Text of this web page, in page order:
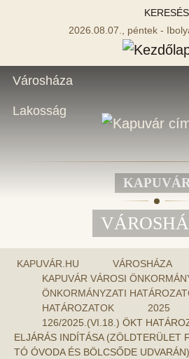
KERESÉS
2026.08.07., péntek -
Városháza
Lakosság
KAPUVÁR
KAPUVÁR.HU
VÁROSHÁZA
KAPUVÁR VÁROSI
ÖNKORMÁNYZATI
HATÁROZATOK
2025
126/2025.(VI.18.) ÖKT
ELJÁRÁS INDÍTÁSA (ZÖLDTERÜLET
TÓ ÓVODA ÉS BÖLCSŐDE UDVARÁN)